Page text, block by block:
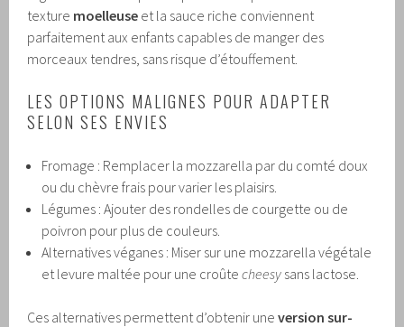
texture moelleuse et la sauce riche conviennent
parfaitement aux enfants capables de manger des
morceaux tendres, sans risque d’étouffement.
LES OPTIONS MALIGNES POUR ADAPTER
SELON SES ENVIES
Fromage : Remplacer la mozzarella par du comté doux
ou du chèvre frais pour varier les plaisirs.
Légumes : Ajouter des rondelles de courgette ou de
poivron pour plus de couleurs.
Alternatives véganes : Miser sur une mozzarella végétale
et levure maltée pour une croûtecheesy sans lactose.
Ces alternatives permettent d’obtenir uneversion sur-